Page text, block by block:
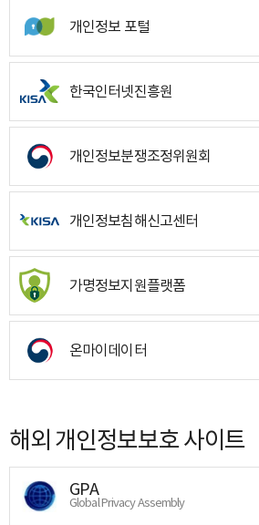
개인정보 포털
한국인터넷진흥원
개인정보분쟁조정위원회
개인정보침해신고센터
가명정보지원플랫폼
온마이데이터
해외 개인정보보호 사이트
GPA
Global Privacy Assembly